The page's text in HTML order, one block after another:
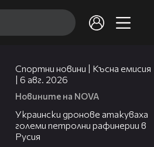
Спортни новини | Късна емисия
| 6 авг. 2026
Новините на NOVA
Украински дронове атакуваха
големи петролни рафинерии в
Русия